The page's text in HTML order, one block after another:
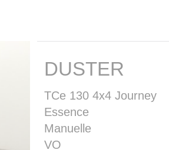
DUSTER
TCe 130 4x4 Journey
Essence
Manuelle
VO